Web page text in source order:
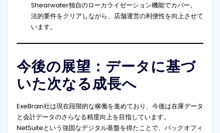
Shearwater独自のローカライゼーション機能でカバー。
法的要件をクリアしながら、店舗運営の利便性を向上させて
います。
今後の展望：データに基づ
いた次なる成長へ
ExeBrain社は現在段階的な稼働を進めており、今後は在庫データ
と会計データのさらなる精度向上を目指しています。
NetSuiteという強固なデジタル基盤を得たことで、バックオフィ